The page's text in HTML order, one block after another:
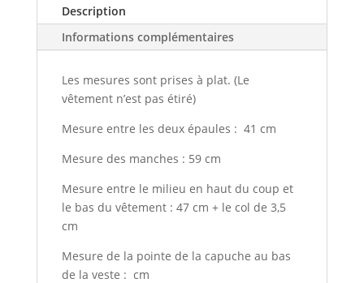
Description
Informations complémentaires
Les mesures sont prises à plat. (Le
vêtement n’est pas étiré)
Mesure entre les deux épaules : 41 cm
Mesure des manches : 59 cm
Mesure entre le milieu en haut du coup et
le bas du vêtement : 47 cm + le col de 3,5
cm
Mesure de la pointe de la capuche au bas
de la veste : cm